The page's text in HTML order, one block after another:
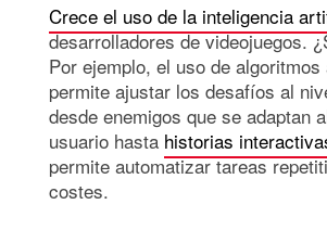
Crece el uso de la inteligencia
desarrolladores de videojuegos.
Por ejemplo, el uso de algoritmos
permite ajustar los desafíos al
desde enemigos que se adaptan
usuario hasta historias
permite automatizar tareas
costes.